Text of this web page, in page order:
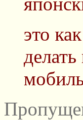
это